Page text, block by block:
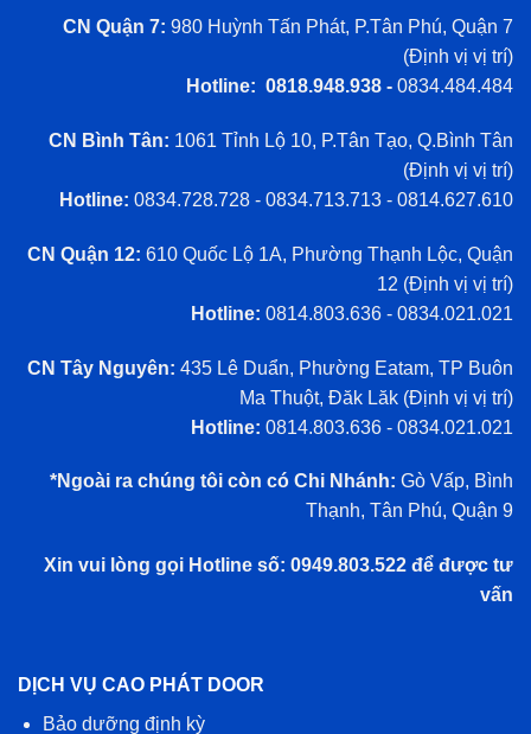
CN Quận 7: 980 Huỳnh Tấn Phát, P.Tân Phú, Quận 7
(Định vị vị trí)
Hotline: 0818.948.938 - 0834.484.484
CN Bình Tân: 1061 Tỉnh Lộ 10, P.Tân Tạo, Q.Bình Tân
(Định vị vị trí)
Hotline: 0834.728.728 - 0834.713.713 - 0814.627.610
CN Quận 12: 610 Quốc Lộ 1A, Phường Thạnh Lộc, Quận
12 (Định vị vị trí)
Hotline: 0814.803.636 - 0834.021.021
CN Tây Nguyên: 435 Lê Duẩn, Phường Eatam, TP Buôn
Ma Thuột, Đăk Lăk (Định vị vị trí)
Hotline: 0814.803.636 - 0834.021.021
*Ngoài ra chúng tôi còn có Chi Nhánh: Gò Vấp, Bình
Thạnh, Tân Phú, Quận 9
Xin vui lòng gọi Hotline số: 0949.803.522 để được tư
vấn
DỊCH VỤ CAO PHÁT DOOR
Bảo dưỡng định kỳ